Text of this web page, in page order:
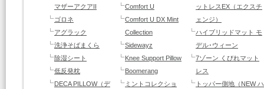
マザーアクアII
ゴロネ
アグラック
洗浄そばまくら
除湿シート
低反発枕
DECA PILLOW（デ
Comfort U
Comfort U DX Mint
Collection
Sidewayz
Knee Support Pillow
Boomerang
ミントコレクショ
ットレスEX（エクスチ
ェンジ）
ハイブリッドマット モ
デル･ウィーン
7ゾーン くびれマット
レス
トッパー側地（NEW ハ